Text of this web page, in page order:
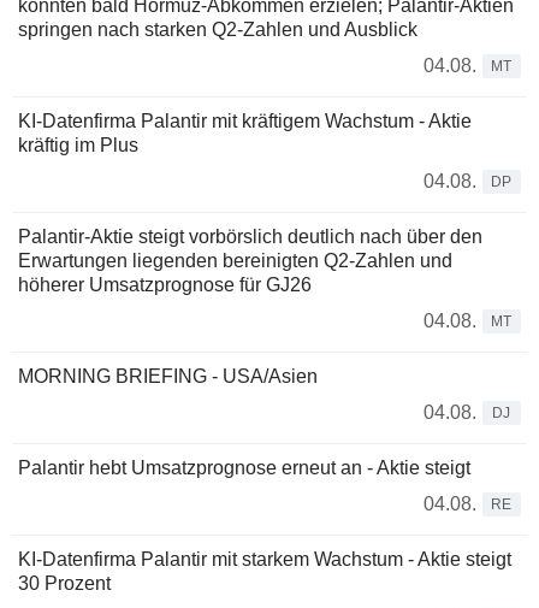
könnten bald Hormuz-Abkommen erzielen; Palantir-Aktien
springen nach starken Q2-Zahlen und Ausblick
04.08.
MT
KI-Datenfirma Palantir mit kräftigem Wachstum - Aktie
kräftig im Plus
04.08.
DP
Palantir-Aktie steigt vorbörslich deutlich nach über den
Erwartungen liegenden bereinigten Q2-Zahlen und
höherer Umsatzprognose für GJ26
04.08.
MT
MORNING BRIEFING - USA/Asien
04.08.
DJ
Palantir hebt Umsatzprognose erneut an - Aktie steigt
04.08.
RE
KI-Datenfirma Palantir mit starkem Wachstum - Aktie steigt
30 Prozent